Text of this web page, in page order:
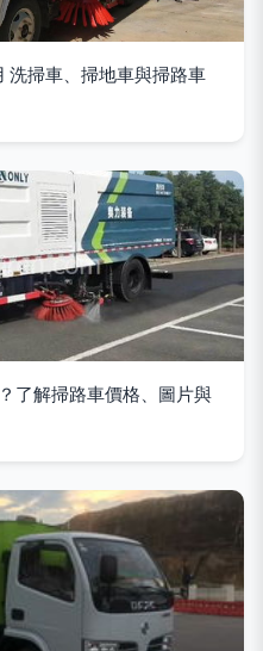
洗掃車、掃地車與掃路車
了解掃路車價格、圖片與